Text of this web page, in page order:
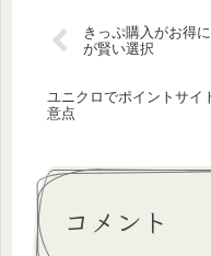
きっぷ購入がお得
が賢い選択
ユニクロでポイントサイ
意点
コメント